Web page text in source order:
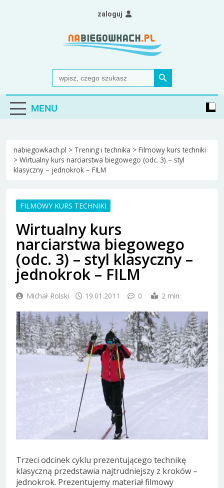
Nabiegowkach.pl
portal miłośników narciarstwa biegowego
Search
for:
Search Button
zaloguj
MENU
nabiegowkach.pl > Trening i technika > Filmowy kurs techniki
> Wirtualny kurs narciarstwa biegowego (odc. 3) – styl
klasyczny – jednokrok – FILM
FILMOWY KURS TECHNIKI
Wirtualny kurs
narciarstwa biegowego
(odc. 3) – styl klasyczny –
jednokrok – FILM
Michał Rolski 19.01.2011 0 2 min.
Trzeci odcinek cyklu prezentującego technikę
klasyczną przedstawia najtrudniejszy z kroków –
jednokrok. Prezentujemy materiał filmowy